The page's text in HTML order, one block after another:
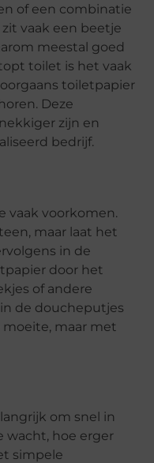
of een combinatie
vaak een beetje
meestal goed
toilet is het vaak
toiletpapier
Deze
zijn en
bedrijf.
vaak voorkomen.
maar laat het
in de
door het
of andere
de doucheputjes
maar met
om snel in
wacht, hoe erger
simpele